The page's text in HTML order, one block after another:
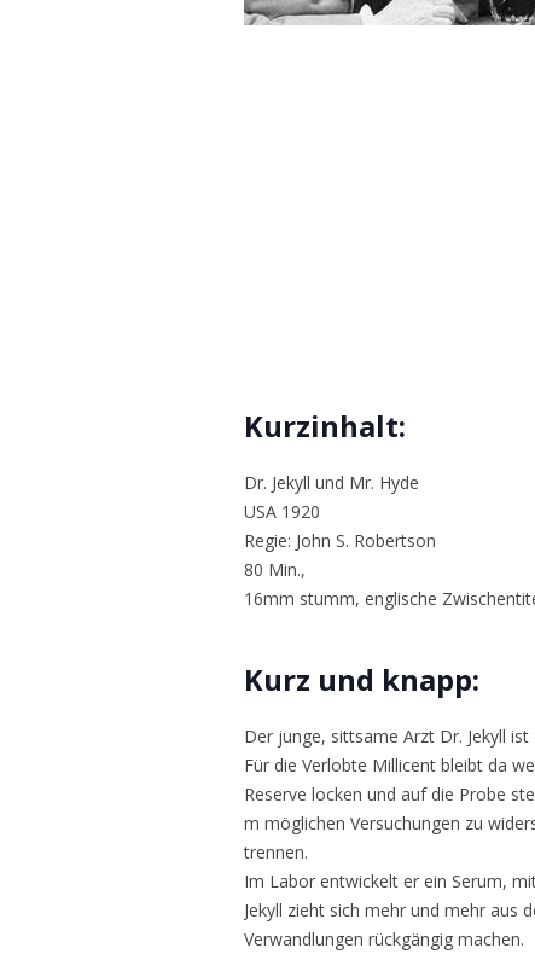
Kurzinhalt:
Dr. Jekyll und Mr. Hyde
USA 1920
Regie: John S. Robertson
80 Min.,
16mm stumm, englische
Kurz und knapp:
Der junge, sittsame Arzt Dr. Jekyll
Für die Verlobte Millicent bleibt da
Reserve locken und auf die Probe
m möglichen Versuchungen zu
trennen.
Im Labor entwickelt er ein Serum,
Jekyll zieht sich mehr und mehr aus
Verwandlungen rückgängig machen.